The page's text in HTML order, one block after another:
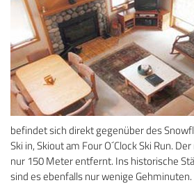
befindet sich direkt gegenüber des
Ski in, Skiout am Four O´Clock Ski Run.
nur 150 Meter entfernt. Ins historische
sind es ebenfalls nur wenige Gehminuten.